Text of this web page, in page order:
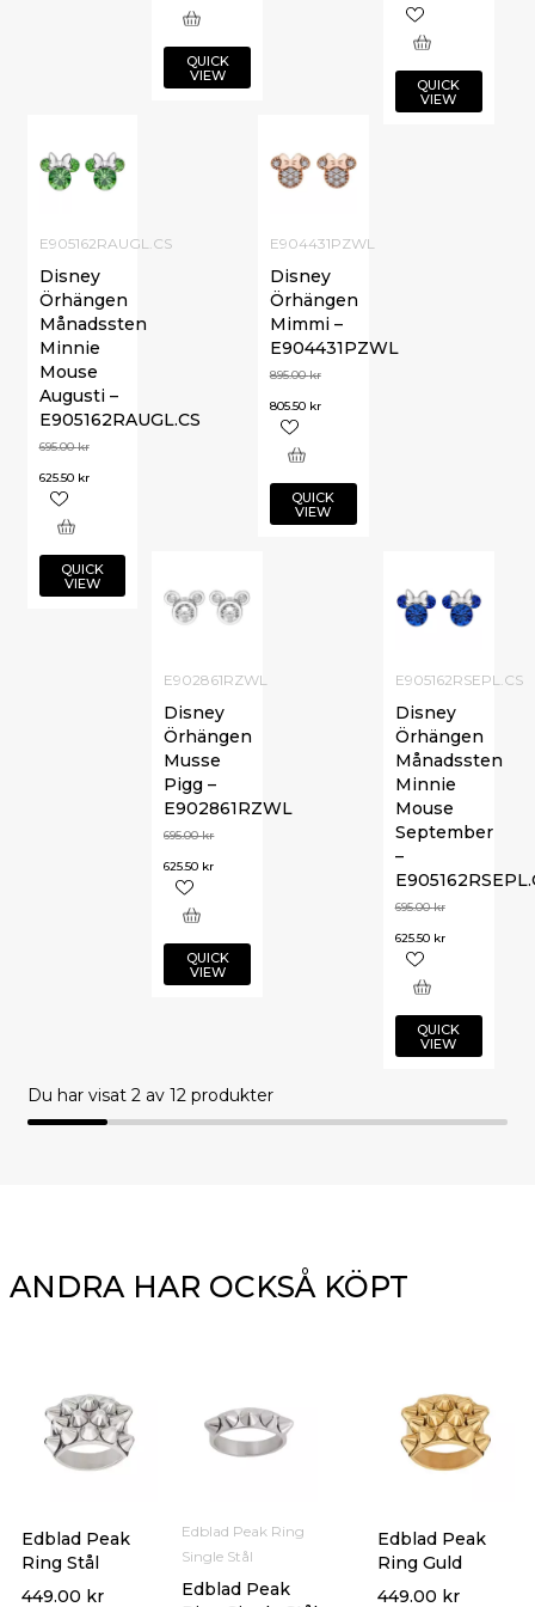
QUICK
VIEW
QUICK
VIEW
E905162RAUGL.CS
Disney
Örhängen
Månadssten
Minnie
Mouse
Augusti –
E905162RAUGL.CS
695.00kr
625.50 kr
QUICK
VIEW
E904431PZWL
Disney
Örhängen
Mimmi –
E904431PZWL
895.00kr
805.50 kr
QUICK
VIEW
E902861RZWL
Disney
Örhängen
Musse
Pigg –
E902861RZWL
695.00kr
625.50 kr
QUICK
VIEW
E905162RSEPL.CS
Disney
Örhängen
Månadssten
Minnie
Mouse
September
–
695.00kr
625.50 kr
QUICK
VIEW
Du har visat 2av 12 produkter
ANDRA HAR OCKSÅ KÖPT
Edblad Peak
Ring Stål
449.00 kr
Edblad Peak
Ring Guld
449.00 kr
Edblad Peak Ring
Single Stål
Edblad Peak